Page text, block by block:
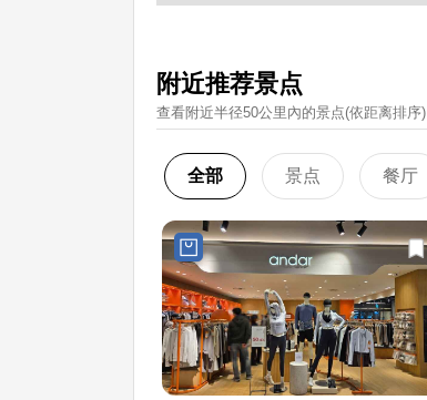
附近推荐景点
查看附近半径50公里內的景点(依距离排序)
全部 景点 餐厅